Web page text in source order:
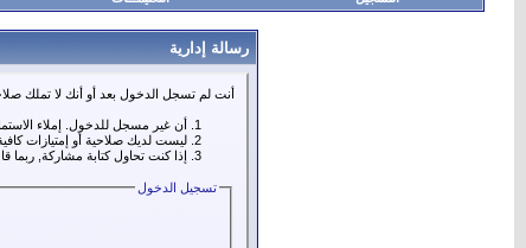
رسالة إدارية
أنت لم تسجل الدخول بعد أو أنك لا تملك
أن غير مسجل للدخول. إملاء
ليست لديك صلاحية أو إمتيازات
إذا كنت تحاول كتابة مشاركة, ربما
تسجيل الدخول